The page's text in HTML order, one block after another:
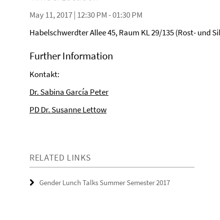
May 11, 2017 | 12:30 PM - 01:30 PM
Habelschwerdter Allee 45, Raum KL 29/135 (Rost- und
Further Information
Kontakt:
Dr. Sabina García Peter
PD Dr. Susanne Lettow
RELATED LINKS
Gender Lunch Talks Summer Semester 2017